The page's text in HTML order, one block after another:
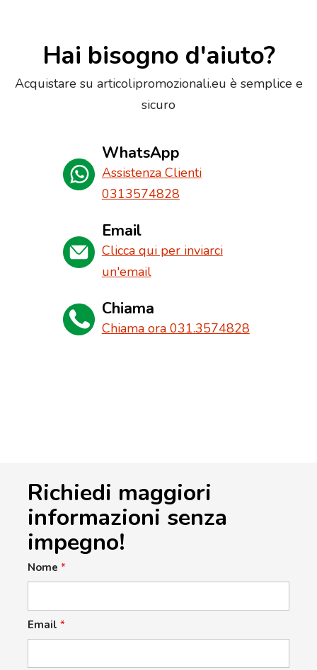
Hai bisogno d'aiuto?
Acquistare su articolipromozionali.eu è semplice e
sicuro
WhatsApp
Assistenza Clienti
0313574828
Email
Clicca qui per inviarci
un'email
Chiama
Chiama ora 031.3574828
Richiedi maggiori
informazioni senza
impegno!
Nome *
Email *